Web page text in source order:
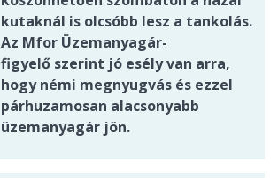
kutaknál is olcsóbb lesz a tankolás.
Az Mfor Üzemanyagár-
figyelő szerint jó esély van arra,
hogy némi megnyugvás és ezzel
párhuzamosan alacsonyabb
üzemanyagár jön.